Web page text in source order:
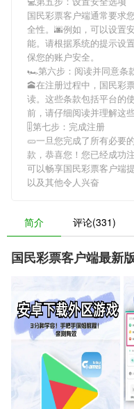
国民彩票客户端通常要求
全性。🌆例如，可以设置
能。请根据系统的提示设
保您的账户安全。
🏎第六步：阅读并同意条
🕋在注册过程中， 国民彩
读。这些条款包括平台的
前，请仔细阅读并理解这
🎚第七步：完成注册
🥒一旦您完成了所有必要
款，恭喜您！您已经成功
可以畅享国民彩票客户端
以及其他令人兴奋
简介 评论(331)
国民彩票客户端最新